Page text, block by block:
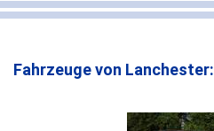
Fahrzeuge von Lanchester: